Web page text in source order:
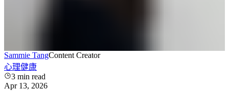
Sammie TangContent Creator
心理健康
3 min read
Apr 13, 2026